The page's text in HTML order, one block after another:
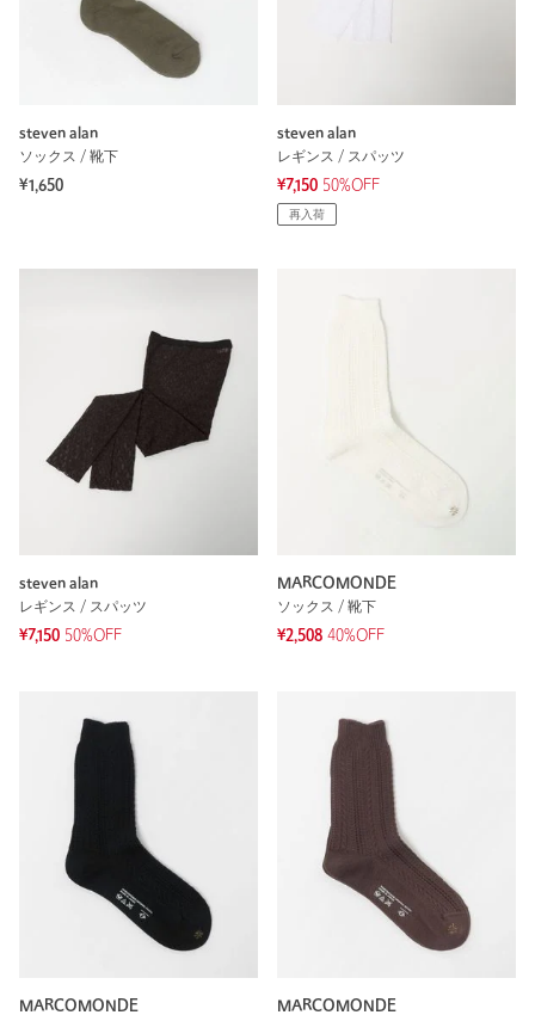
steven alan
ソックス / 靴下
¥1,650
steven alan
レギンス / スパッツ
¥7,150 50%OFF
再入荷
steven alan
レギンス / スパッツ
¥7,150 50%OFF
MARCOMONDE
ソックス / 靴下
¥2,508 40%OFF
MARCOMONDE MARCOMONDE